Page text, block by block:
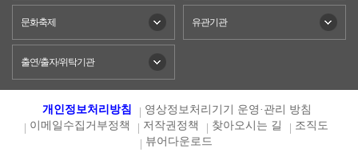
문화축제 유관기관
출연/출자/위탁기관
개인정보처리방침
영상정보처리기기 운영·관리 방침
이메일수집거부정책
저작권정책 찾아오시는 길
조직도
뷰어다운로드